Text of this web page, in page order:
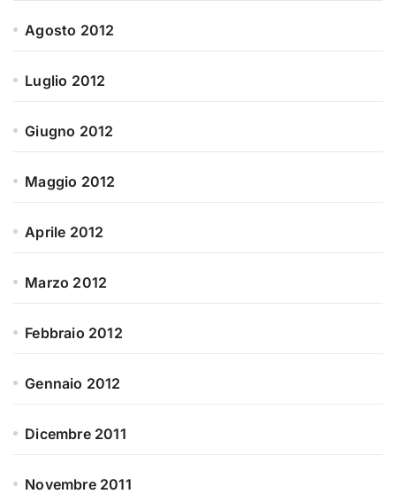
Agosto 2012
Luglio 2012
Giugno 2012
Maggio 2012
Aprile 2012
Marzo 2012
Febbraio 2012
Gennaio 2012
Dicembre 2011
Novembre 2011